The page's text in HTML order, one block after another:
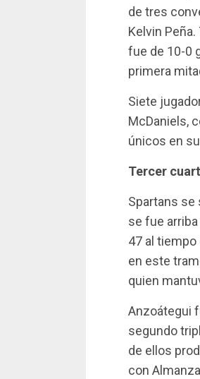
de tres
Kelvin
fue de 10-0
primera
Siete
McDaniels,
únicos en
Tercer
Spartans se
se fue
47 al
en este
quien
Anzoátegui
segundo
de ellos
con